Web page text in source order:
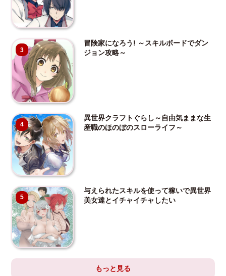
3
冒険家になろう! ～スキルボードでダン
ジョン攻略～
4
異世界クラフトぐらし～自由気ままな生
産職のほのぼのスローライフ～
5
与えられたスキルを使って稼いで異世界
美女達とイチャイチャしたい
もっと見る